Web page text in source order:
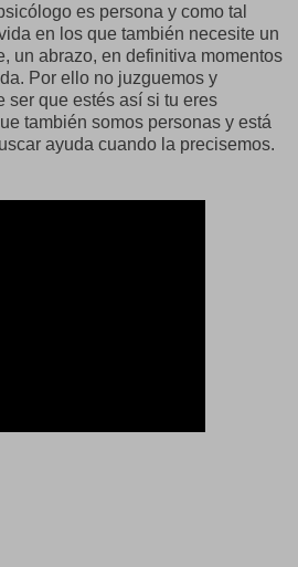
es persona y como tal
en los que también necesite un
un abrazo, en definitiva momentos
Por ello no juzguemos y
ser que estés así si tu eres
también somos personas y está
ayuda cuando la precisemos.